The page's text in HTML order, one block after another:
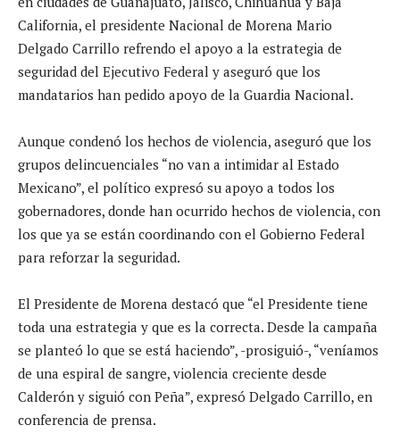
California, el presidente Nacional de Morena Mario
Delgado Carrillo refrendo el apoyo a la estrategia de
seguridad del Ejecutivo Federal y aseguró que los
mandatarios han pedido apoyo de la Guardia Nacional.
Aunque condenó los hechos de violencia, aseguró que los
grupos delincuenciales “no van a intimidar al Estado
Mexicano”, el político expresó su apoyo a todos los
gobernadores, donde han ocurrido hechos de violencia, con
los que ya se están coordinando con el Gobierno Federal
para reforzar la seguridad.
El Presidente de Morena destacó que “el Presidente tiene
toda una estrategia y que es la correcta. Desde la campaña
se planteó lo que se está haciendo”, -prosiguió-, “veníamos
de una espiral de sangre, violencia creciente desde
Calderón y siguió con Peña”, expresó Delgado Carrillo, en
conferencia de prensa.